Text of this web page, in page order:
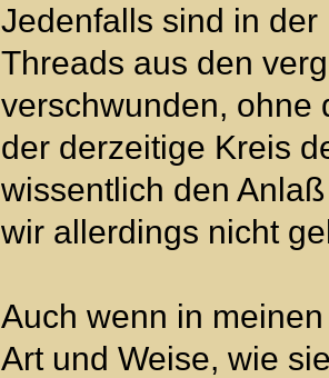
Jedenfalls sind in
Threads aus den
verschwunden, ohne
der derzeitige Kreis
wissentlich den
wir allerdings nicht
Auch wenn in
Art und Weise, wie